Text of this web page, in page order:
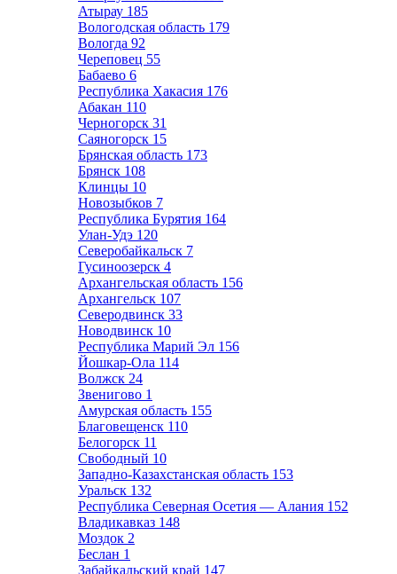
Атырау 185
Вологодская область 179
Вологда 92
Череповец 55
Бабаево 6
Республика Хакасия 176
Абакан 110
Черногорск 31
Саяногорск 15
Брянская область 173
Брянск 108
Клинцы 10
Новозыбков 7
Республика Бурятия 164
Улан-Удэ 120
Северобайкальск 7
Гусиноозерск 4
Архангельская область 156
Архангельск 107
Северодвинск 33
Новодвинск 10
Республика Марий Эл 156
Йошкар-Ола 114
Волжск 24
Звенигово 1
Амурская область 155
Благовещенск 110
Белогорск 11
Свободный 10
Западно-Казахстанская область 153
Уральск 132
Республика Северная Осетия — Алания 152
Владикавказ 148
Моздок 2
Беслан 1
Забайкальский край 147